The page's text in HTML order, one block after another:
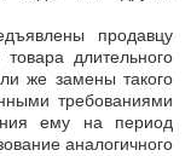
продавцу
длительного
же замены такого
требованиями
ему на период
аналогичного